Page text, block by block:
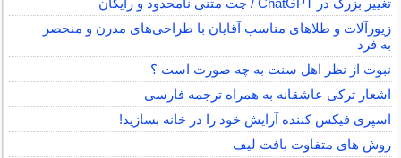
تغییر بزرگ در ChatGPT / چت متنی نامحدود و رایگان
زیورآلات و طلاهای مناسب آقایان با طراحی‌های مدرن و منحصر
به فرد
نبوت از نظر اهل سنت به چه صورت است ؟
اشعار ترکی عاشقانه به همراه ترجمه فارسی
اسپری فیکس کننده آرایش خود را در خانه بسازید!
روش های متفاوت بافت لیف